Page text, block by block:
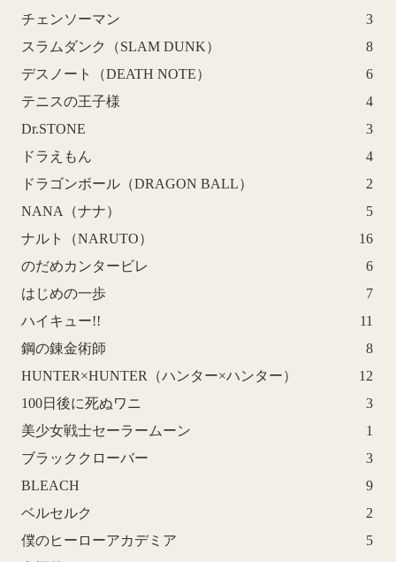
チェンソーマン
3
スラムダンク（SLAM DUNK）
8
デスノート（DEATH NOTE）
6
テニスの王子様
4
Dr.STONE
3
ドラえもん
4
ドラゴンボール（DRAGON BALL）
2
NANA（ナナ）
5
ナルト（NARUTO）
16
のだめカンタービレ
6
はじめの一歩
7
ハイキュー!!
11
鋼の錬金術師
8
HUNTER×HUNTER（ハンター×ハンター）
12
100日後に死ぬワニ
3
美少女戦士セーラームーン
1
ブラッククローバー
3
BLEACH
9
ベルセルク
2
僕のヒーローアカデミア
5